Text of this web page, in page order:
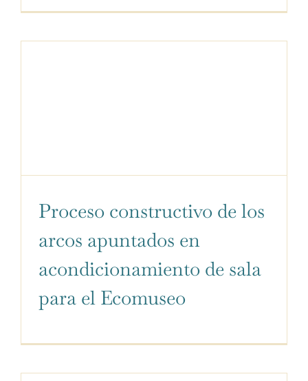
Proceso constructivo de los
arcos apuntados en
acondicionamiento de sala
para el Ecomuseo